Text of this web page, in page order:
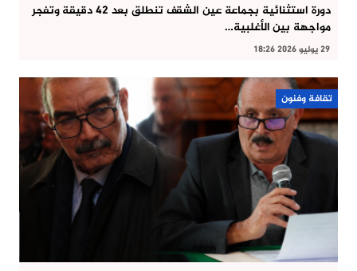
دورة استثنائية بجماعة عين الشقف تنطلق بعد 42 دقيقة وتفجر
مواجهة بين الأغلبية…
29 يوليو 2026 18:26
تقافة وفنون